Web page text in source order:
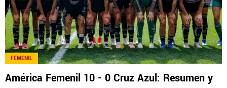
FEMENIL
América Femenil 10 - 0 Cruz Azul: Resumen y